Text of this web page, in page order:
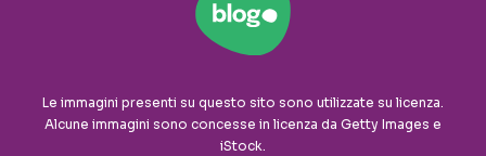
Le immagini presenti su questo sito sono utilizzate su licenza.
Alcune immagini sono concesse in licenza da Getty Images e
iStock.